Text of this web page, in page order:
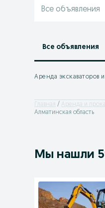
Все объявления
Все объявления
Аренда экскаваторов
Главная Аренда и
Алматинская область
Мы нашли